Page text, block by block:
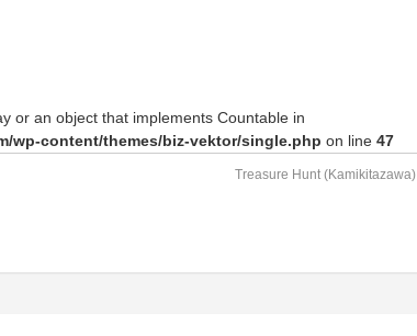
or an object that implements Countable in
wp-content/themes/biz-vektor/single.php on line 47
Treasure Hunt (Kamikitazawa)